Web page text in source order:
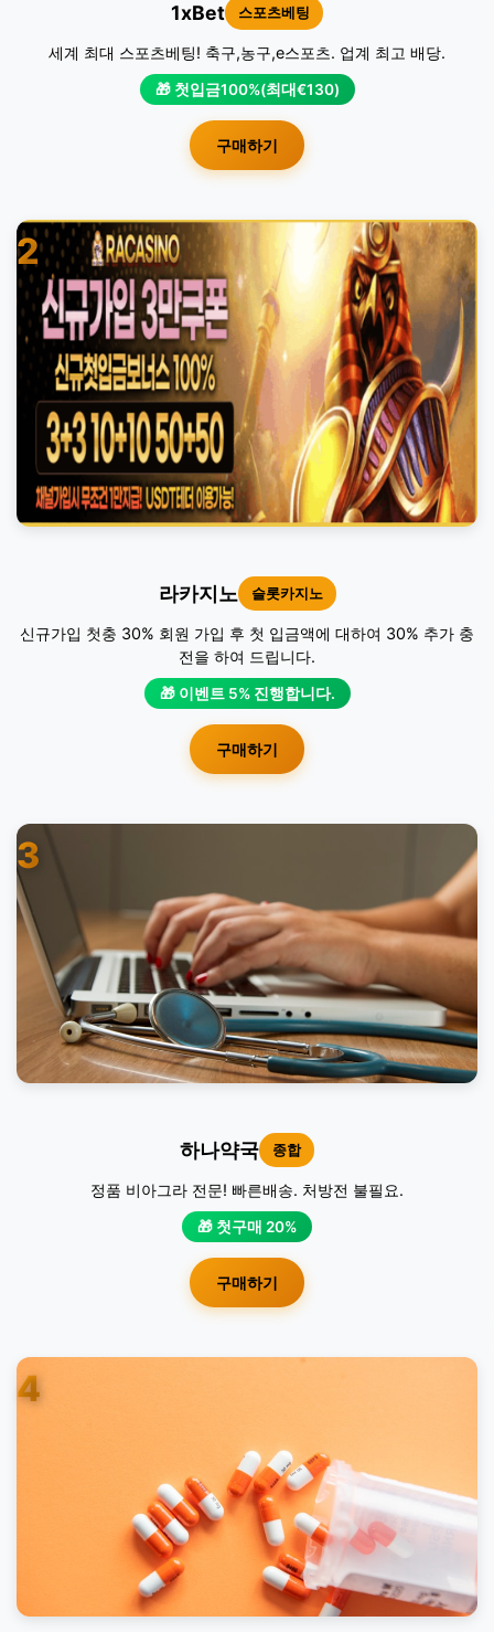
1xBet 스포츠베팅
세계 최대 스포츠베팅! 축구,농구,e스포츠. 업계 최고 배당.
🎁 첫입금100%(최대€130)
구매하기
2
라카지노 슬롯카지노
신규가입 첫충 30% 회원 가입 후 첫 입금액에 대하여 30% 추가 충
전을 하여 드립니다.
🎁 이벤트 5% 진행합니다.
구매하기
3
하나약국 종합
정품 비아그라 전문! 빠른배송. 처방전 불필요.
🎁 첫구매 20%
구매하기
4